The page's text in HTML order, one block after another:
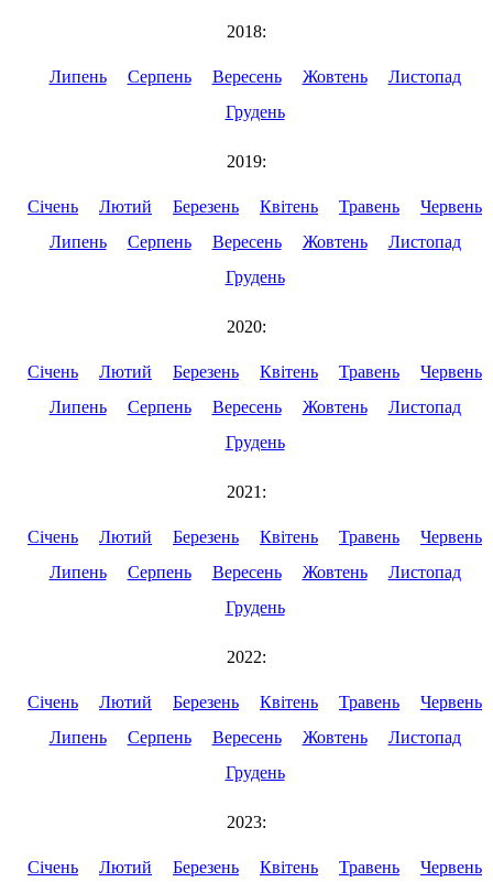
2018:
Липень Серпень Вересень Жовтень
Листопад
Грудень
2019:
Січень Лютий Березень Квітень Травень
Червень
Липень
Серпень Вересень Жовтень
Листопад
Грудень
2020:
Січень Лютий Березень Квітень Травень
Червень
Липень
Серпень Вересень Жовтень
Листопад
Грудень
2021:
Січень Лютий Березень Квітень Травень
Червень
Липень
Серпень Вересень Жовтень
Листопад
Грудень
2022:
Січень Лютий Березень Квітень Травень
Червень
Липень
Серпень Вересень Жовтень
Листопад
Грудень
2023:
Січень Лютий Березень Квітень Травень
Червень